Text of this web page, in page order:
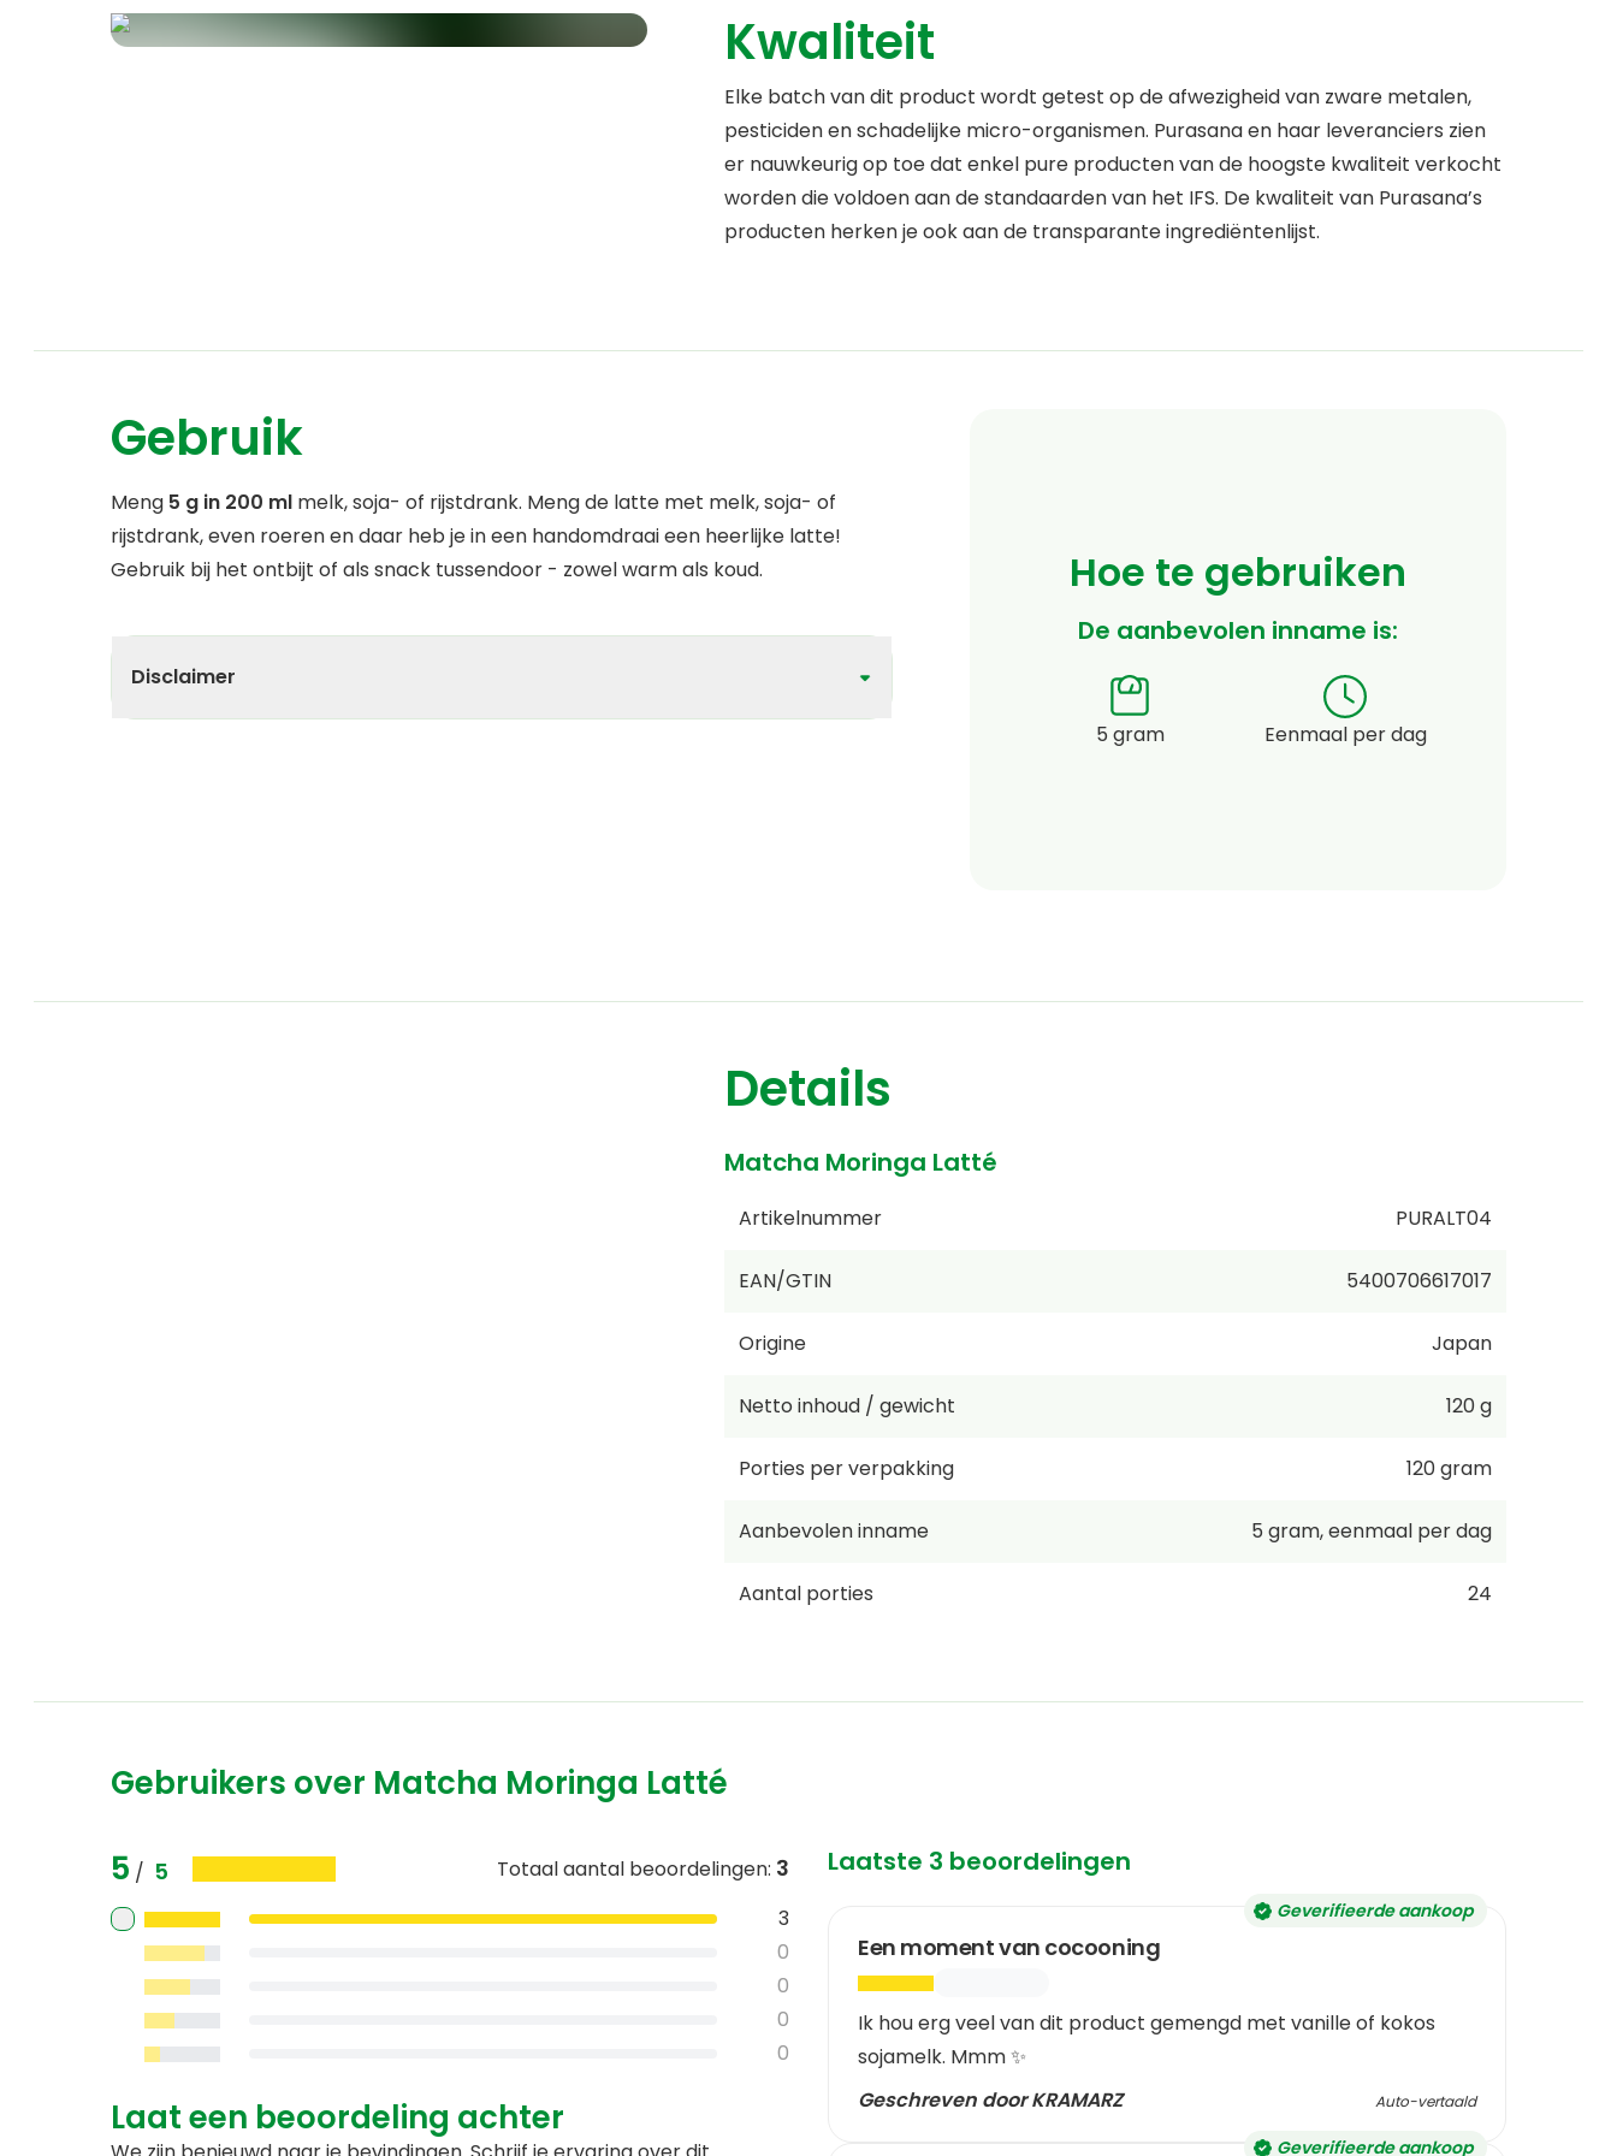
Kwaliteit
Elke batch van dit product wordt getest op de afwezigheid van zware metalen,
pesticiden en schadelijke micro-organismen. Purasana en haar leveranciers zien
er nauwkeurig op toe dat enkel pure producten van de hoogste kwaliteit verkocht
worden die voldoen aan de standaarden van het IFS. De kwaliteit van Purasana’s
producten herken je ook aan de transparante ingrediëntenlijst.
Hoe te gebruiken
De aanbevolen inname is:
5 gram Eenmaal per dag
Gebruik
Meng 5 g in 200 ml melk, soja- of rijstdrank. Meng de latte met melk, soja- of
rijstdrank, even roeren en daar heb je in een handomdraai een heerlijke latte!
Gebruik bij het ontbijt of als snack tussendoor - zowel warm als koud.
Disclaimer
Details
Matcha Moringa Latté
Artikelnummer PURALT04
EAN/GTIN 5400706617017
Origine Japan
Netto inhoud / gewicht 120 g
Porties per verpakking 120gram
Aanbevolen inname 5 gram,eenmaal per dag
Aantal porties 24
Gebruikers over Matcha Moringa Latté
5 / 5 Totaal aantal beoordelingen: 3
3
0
0
0
0
Laat een beoordeling achter
Laatste 3 beoordelingen
Geverifieerde aankoop
Een moment van cocooning
Ik hou erg veel van dit product gemengd met vanille of kokos
sojamelk. Mmm ✨️
Geschreven door KRAMARZ
Auto-vertaald
Geverifieerde aankoop